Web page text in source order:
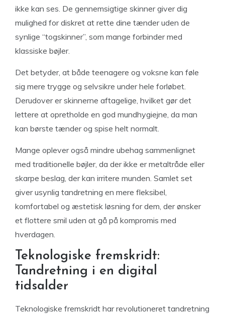
ikke kan ses. De gennemsigtige skinner giver dig
mulighed for diskret at rette dine tænder uden de
synlige “togskinner”, som mange forbinder med
klassiske bøjler.
Det betyder, at både teenagere og voksne kan føle
sig mere trygge og selvsikre under hele forløbet.
Derudover er skinnerne aftagelige, hvilket gør det
lettere at opretholde en god mundhygiejne, da man
kan børste tænder og spise helt normalt.
Mange oplever også mindre ubehag sammenlignet
med traditionelle bøjler, da der ikke er metaltråde eller
skarpe beslag, der kan irritere munden. Samlet set
giver usynlig tandretning en mere fleksibel,
komfortabel og æstetisk løsning for dem, der ønsker
et flottere smil uden at gå på kompromis med
hverdagen.
Teknologiske fremskridt:
Tandretning i en digital
tidsalder
Teknologiske fremskridt har revolutioneret tandretning